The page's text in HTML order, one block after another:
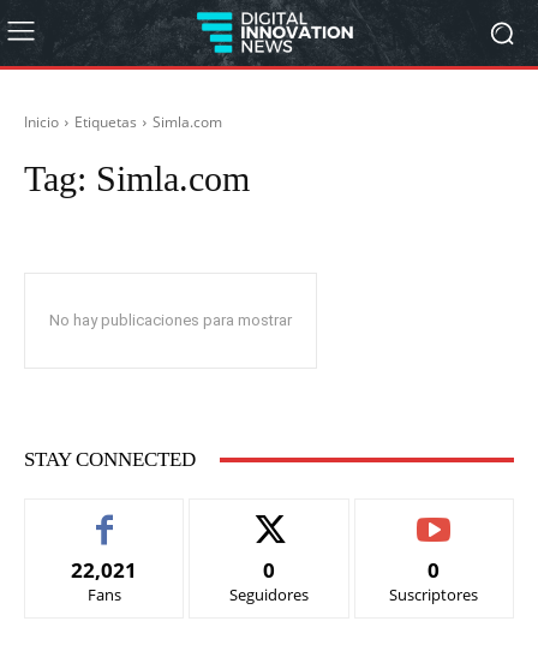
Inicio Etiquetas Simla.com
Tag: Simla.com
No hay publicaciones para mostrar
STAY CONNECTED
22,021
Fans
0
Seguidores
0
Suscriptores